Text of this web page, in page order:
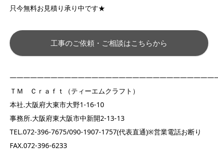
只今無料お見積り承り中です★
工事のご依頼・ご相談はこちらから
ＴＭ Ｃｒａｆｔ（ティーエムクラフト）
本社.大阪府大東市大野1-16-10
事務所.大阪府東大阪市中新開2-13-13
TEL.072-396-7675/090-1907-1757(代表直通)※営業電話お断り
FAX.072-396-6233